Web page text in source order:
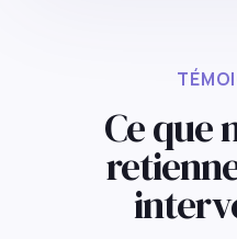
Ce que